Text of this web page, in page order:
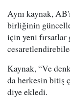
Aynı kaynak,
birliğinin
için yeni
Kaynak, “Ve
da herkesin bitiş
diye ekledi.